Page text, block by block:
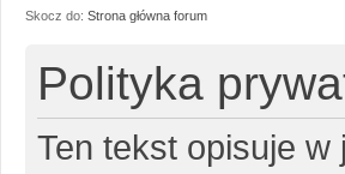
Skocz do: Strona główna forum
Polityka
Ten tekst opisuje w